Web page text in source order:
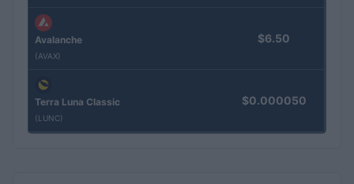
Avalanche
(AVAX)
$6.50
Terra Luna Classic
(LUNC)
$0.000050